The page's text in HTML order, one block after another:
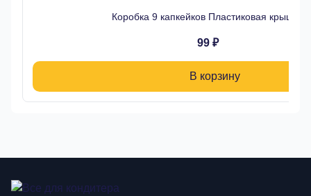
Коробка 9 капкейков Пластиковая крышка
99 ₽
В корзину